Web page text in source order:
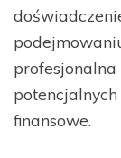
finansowe.